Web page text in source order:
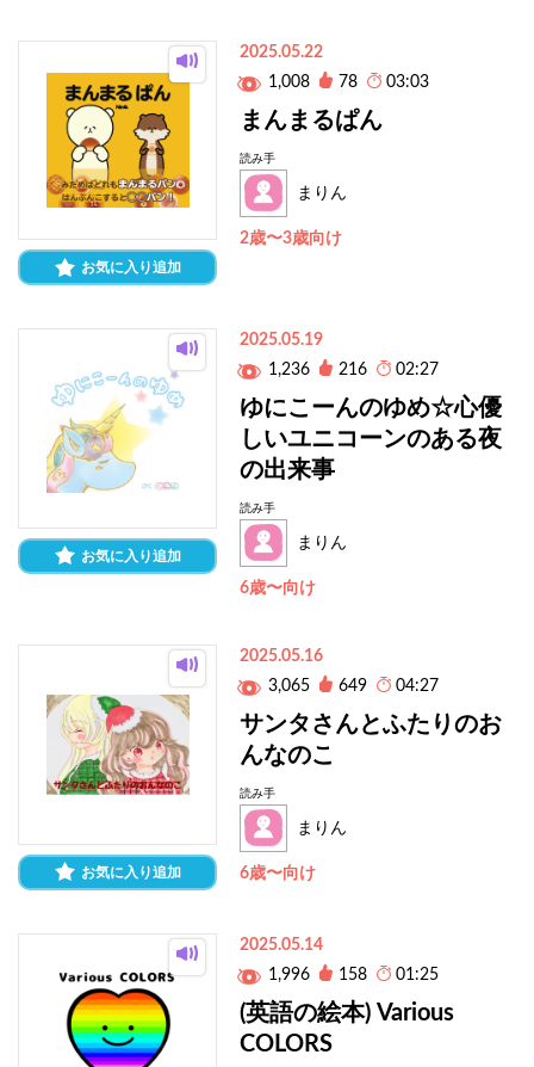
お気に入り追加
2025.05.22
1,008
78 03:03
まんまるぱん
読み手
まりん
2歳〜3歳向け
お気に入り追加
2025.05.19
1,236
216 02:27
ゆにこーんのゆめ☆心優
しいユニコーンのある夜
の出来事
読み手
まりん
6歳〜向け
お気に入り追加
2025.05.16
3,065
649 04:27
サンタさんとふたりのお
んなのこ
読み手
まりん
6歳〜向け
2025.05.14
1,996
158 01:25
(英語の絵本) Various
COLORS